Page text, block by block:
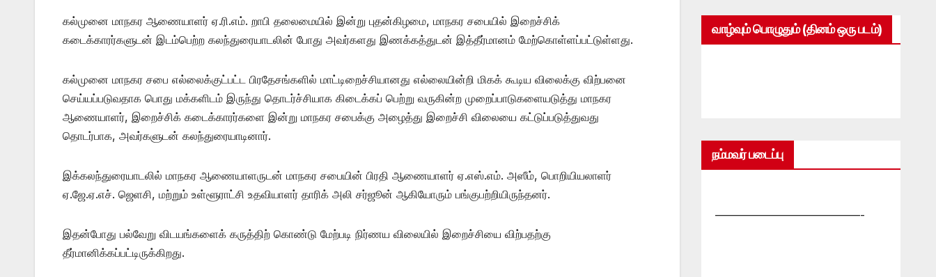
கல்முனை மாநகர ஆணையாளர் ஏ.ரி.எம். றாபி தலைமையில் இன்று புதன்கிழமை, மாநகர சபையில் இறைச்சிக்
கடைக்காரர்களுடன் இடம்பெற்ற கலந்துரையாடலின் போது அவர்களது இணக்கத்துடன் இத்தீர்மானம் மேற்கொள்ளப்பட்டுள்ளது.
கல்முனை மாநகர சபை எல்லைக்குட்பட்ட பிரதேசங்களில் மாட்டிறைச்சியானது எல்லையின்றி மிகக் கூடிய விலைக்கு விற்பனை
செய்யப்படுவதாக பொது மக்களிடம் இருந்து தொடர்ச்சியாக கிடைக்கப் பெற்று வருகின்ற முறைப்பாடுகளையடுத்து மாநகர
ஆணையாளர், இறைச்சிக் கடைக்காரர்களை இன்று மாநகர சபைக்கு அழைத்து இறைச்சி விலையை கட்டுப்படுத்துவது
தொடர்பாக, அவர்களுடன் கலந்துரையாடினார்.
இக்கலந்துரையாடலில் மாநகர ஆணையாளருடன் மாநகர சபையின் பிரதி ஆணையாளர் ஏ.எஸ்.எம். அஸீம், பொறியியலாளர்
ஏ.ஜே.ஏ.எச். ஜெளசி, மற்றும் உள்ளூராட்சி உதவியாளர் தாரிக் அலி சர்ஜூன் ஆகியோரும் பங்குபற்றியிருந்தனர்.
இதன்போது பல்வேறு விடயங்களைக் கருத்திற் கொண்டு மேற்படி நிர்ணய விலையில் இறைச்சியை விற்பதற்கு
தீர்மானிக்கப்பட்டிருக்கிறது.
வாழ்வும் பொழுதும் (தினம் ஒரு படம்)
நம்மவர் படைப்பு
—————————————-